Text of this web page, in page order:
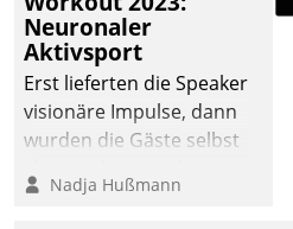
meistern und Workloads
wuppen – bei zunehmend
anspruchsvollen
Aufgaben und
abnehmendem
Neuronaler
Aktivsport
Erst lieferten die Speaker
visionäre Impulse, dann
wurden die Gäste selbst
methodisch
Nadja Hußmann